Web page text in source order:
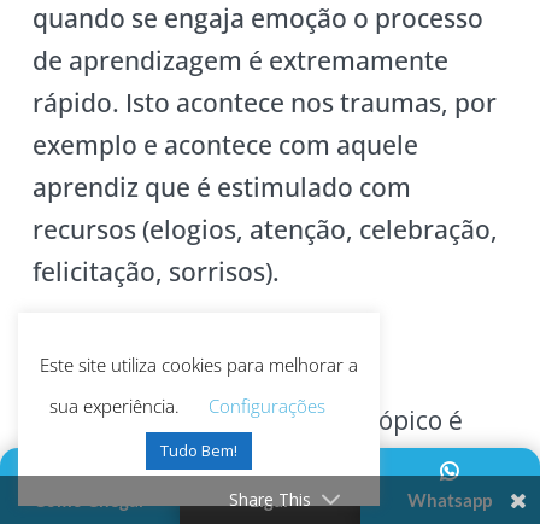
quando se engaja emoção o processo
de aprendizagem é extremamente
rápido. Isto acontece nos traumas, por
exemplo e acontece com aquele
aprendiz que é estimulado com
recursos (elogios, atenção, celebração,
felicitação, sorrisos).
Gostou de saber mais sobre
autodesenvolvimento? Este tópico é
parte do curso online
Iniciantes, que vai te ensinar a como
Ligar Whatsapp
Este site utiliza cookies para melhorar a
sua experiência.
Configurações
Tudo Bem!
Share This